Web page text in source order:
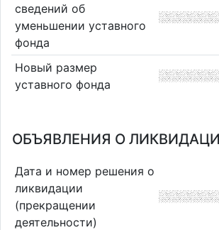
сведений об
уменьшении уставного
фонда
Новый размер
уставного фонда
ОБЪЯВЛЕНИЯ О
Дата и номер решения о
ликвидации
(прекращении
деятельности)